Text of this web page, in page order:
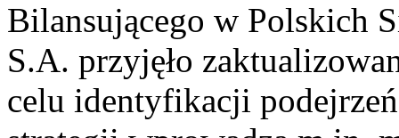
Bilansującego w Polskich
S.A. przyjęło
celu identyfikacji